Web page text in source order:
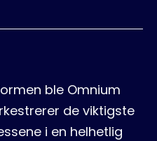
ble Omnium
de viktigste
i en helhetlig